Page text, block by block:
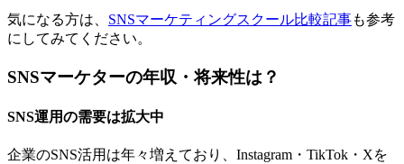
気になる方は、 SNSマーケティングスクール比較記事も参考
にしてみてください。
SNSマーケターの年収・将来性は？
SNS運用の需要は拡大中
企業のSNS活用は年々増えており、Instagram・TikTok・Xを